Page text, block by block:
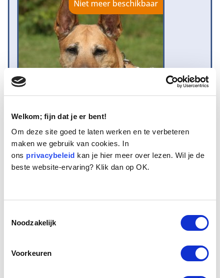
Welkom; fijn dat je er bent!
Om deze site goed te laten werken en te verbeteren
maken we gebruik van cookies. In
ons privacybeleid kan je hier meer over lezen. Wil je de
beste website-ervaring? Klik dan op OK.
Noodzakelijk
Voorkeuren
Vraag een donatiebox aan
Niet meer beschikbaar
Naam: Zorra
Leeftijd: 10
Ras/type: Bastaard
Hoeveel dagen te gast geweest: 25 dagen
Zorra is een levenslustige oudere hond van 10 jaar. Ze is flink te dik